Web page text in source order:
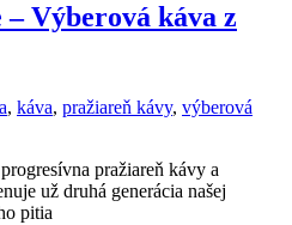
Výberová káva z
, káva, pražiareň kávy, výberová
pražiareň kávy a
už druhá generácia našej
pitia